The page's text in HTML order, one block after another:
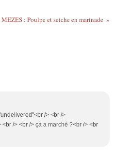
MEZES : Poulpe et seiche en marinade
/> <br />
/> <br /> çà a marché ?<br /> <br